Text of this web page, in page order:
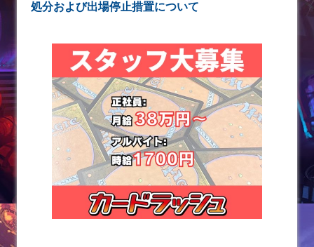
処分および出場停止措置について